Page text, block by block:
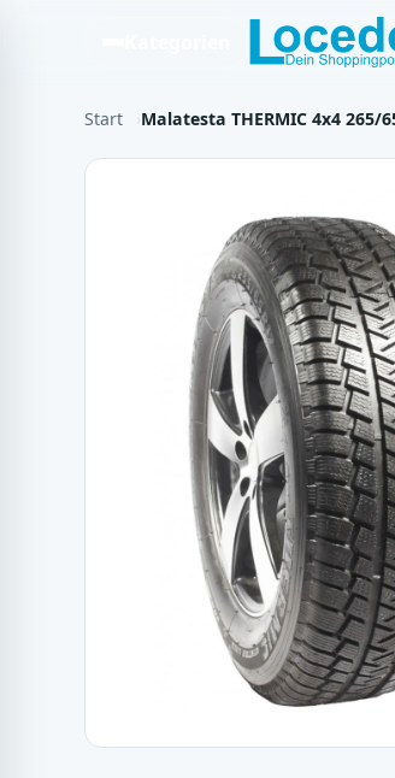
Start Malatesta THERMIC 4x4 265/